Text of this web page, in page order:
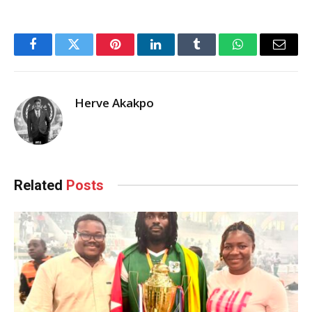
FacebookTwitter PinterestLinkedInTumblr WhatsAppEmail
Herve Akakpo
Related Posts